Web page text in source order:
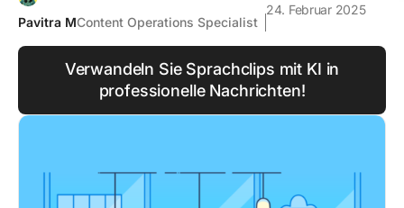
Pavitra MContent Operations Specialist
24. Februar 2025
Verwandeln Sie Sprachclips mit KI in
professionelle Nachrichten!